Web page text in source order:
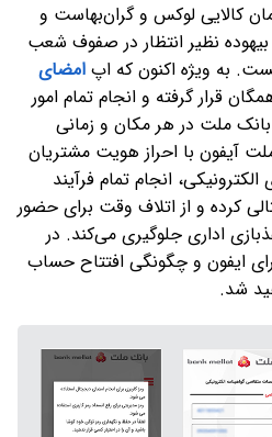
کالایی لوکس و گران‌بهاست و
بیهوده‌ نظیر انتظار در صفوف شعب
به ویژه اکنون که اپ امضای
قرار گرفته و انجام تمام امور
ملت در هر مکان و زمانی
آیفون با احراز هویت مشتریان
انجام تمام فرآیند
کرده و از اتلاف وقت برای حضور
اداری جلوگیری می‌کند. در
ایفون و چگونگی افتتاح حساب
شد.